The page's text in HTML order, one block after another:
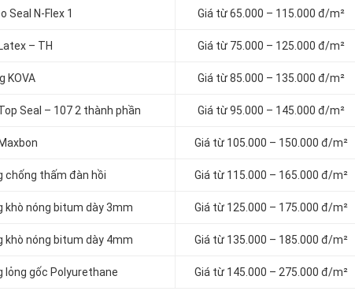
Seal N-Flex 1 Giá từ 65.000 – 115.000 đ/m²
– TH Giá từ 75.000 – 125.000 đ/m²
KOVA Giá từ 85.000 – 135.000 đ/m²
Seal – 107 2 thành phần Giá từ 95.000 – 145.000 đ/m²
Giá từ 105.000 – 150.000 đ/m²
chống thấm đàn hồi Giá từ 115.000 – 165.000 đ/m²
khò nóng bitum dày 3mm Giá từ 125.000 – 175.000 đ/m²
khò nóng bitum dày 4mm Giá từ 135.000 – 185.000 đ/m²
lỏng gốc Polyurethane Giá từ 145.000 – 275.000 đ/m²